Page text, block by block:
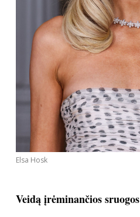
Elsa Hosk
Veidą įrėminančios sruogos